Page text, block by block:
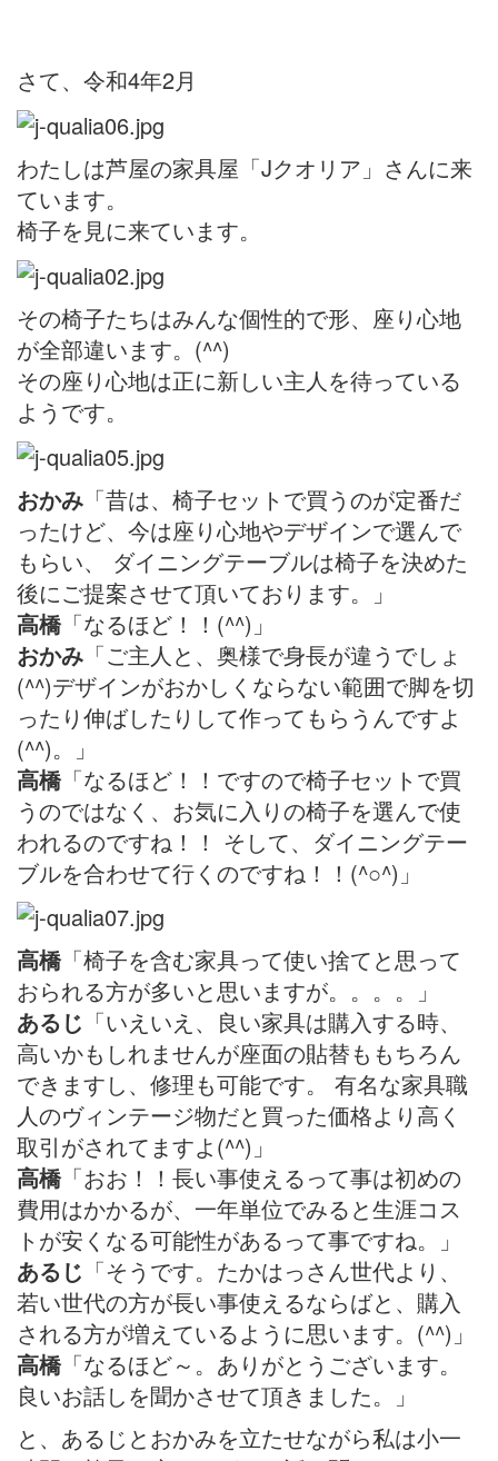
さて、令和4年2月
わたしは芦屋の家具屋「Jクオリア」さんに来
ています。
椅子を見に来ています。
その椅子たちはみんな個性的で形、座り心地
が全部違います。(^^)
その座り心地は正に新しい主人を待っている
ようです。
おかみ 「昔は、椅子セットで買うのが定番だ
ったけど、今は座り心地やデザインで選んで
もらい、 ダイニングテーブルは椅子を決めた
後にご提案させて頂いております。」
高橋「なるほど！！(^^)」
おかみ 「ご主人と、奥様で身長が違うでしょ
(^^)デザインがおかしくならない範囲で脚を切
ったり伸ばしたりして作ってもらうんですよ
(^^)。」
高橋「なるほど！！ですので椅子セットで買
うのではなく、お気に入りの椅子を選んで使
われるのですね！！ そして、ダイニングテー
ブルを合わせて行くのですね！！(^○^)」
高橋「椅子を含む家具って使い捨てと思って
おられる方が多いと思いますが。。。。」
あるじ 「いえいえ、良い家具は購入する時、
高いかもしれませんが座面の貼替ももちろん
できますし、修理も可能です。 有名な家具職
人のヴィンテージ物だと買った価格より高く
取引がされてますよ(^^)」
高橋「おお！！長い事使えるって事は初めの
費用はかかるが、一年単位でみると生涯コス
トが安くなる可能性があるって事ですね。」
あるじ 「そうです。たかはっさん世代より、
若い世代の方が長い事使えるならばと、購入
される方が増えているように思います。(^^)」
高橋「なるほど～。ありがとうございます。
良いお話しを聞かさせて頂きました。」
と、あるじとおかみを立たせながら私は小一